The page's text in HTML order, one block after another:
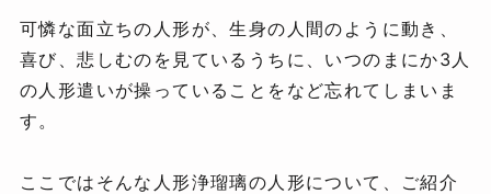
可憐な面立ちの人形が、生身の人間のように動き、
喜び、悲しむのを見ているうちに、いつのまにか3人
の人形遣いが操っていることをなど忘れてしまいま
す。
ここではそんな人形浄瑠璃の人形について、ご紹介